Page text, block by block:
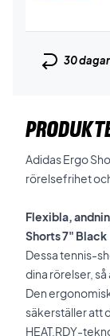
30
Adidas Ergo
rörelsefrihet
Flexibla,
Shorts 7" Black
Dessa tennis-
dina rörelser, så
Den
säkerställer att
HEAT.RDY-